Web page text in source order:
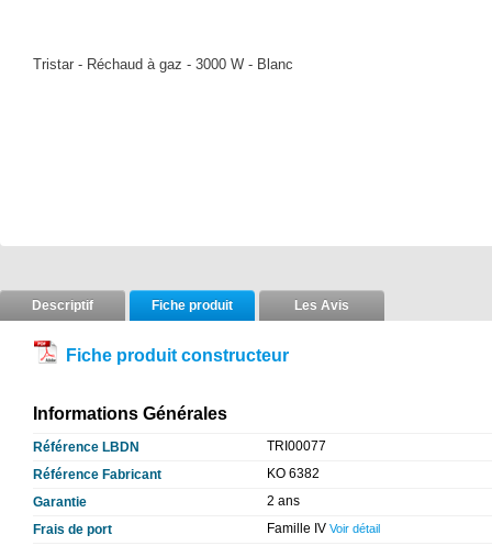
Tristar - Réchaud à gaz - 3000 W - Blanc
Descriptif Fiche produit Les Avis
Fiche produit constructeur
Informations Générales
Référence LBDN
TRI00077
Référence Fabricant
KO 6382
Garantie
2 ans
Frais de port
Famille IV Voir détail